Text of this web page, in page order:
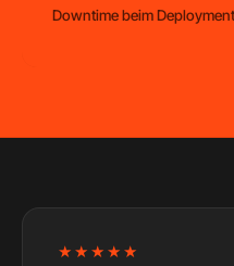
Downtime beim
★★★★★